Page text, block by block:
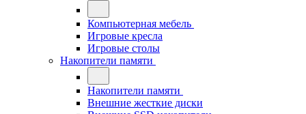
Компьютерная мебель
Игровые кресла
Игровые столы
Накопители памяти
Накопители памяти
Внешние жесткие диски